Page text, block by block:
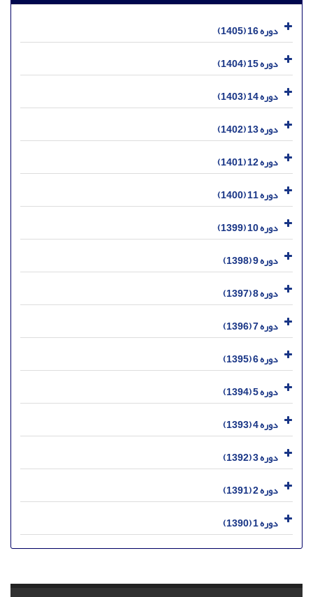
دوره 16 (1405)
دوره 15 (1404)
دوره 14 (1403)
دوره 13 (1402)
دوره 12 (1401)
دوره 11 (1400)
دوره 10 (1399)
دوره 9 (1398)
دوره 8 (1397)
دوره 7 (1396)
دوره 6 (1395)
دوره 5 (1394)
دوره 4 (1393)
دوره 3 (1392)
دوره 2 (1391)
دوره 1 (1390)